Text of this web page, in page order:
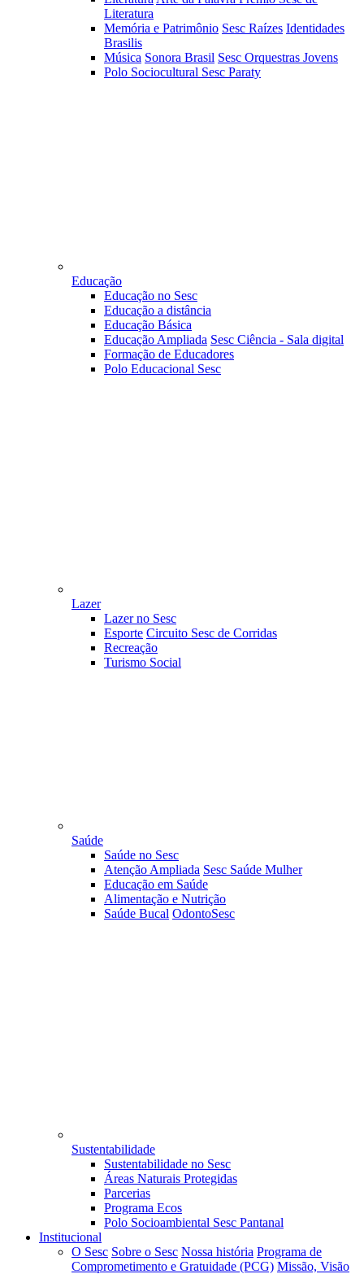
Literatura
Memória e Patrimônio Sesc Raízes Identidades
Brasilis
Música Sonora Brasil Sesc Orquestras Jovens
Polo Sociocultural Sesc Paraty
Educação
Educação no Sesc
Educação a distância
Educação Básica
Educação Ampliada Sesc Ciência - Sala digital
Formação de Educadores
Polo Educacional Sesc
Lazer
Lazer no Sesc
Esporte Circuito Sesc de Corridas
Recreação
Turismo Social
Saúde
Saúde no Sesc
Atenção Ampliada Sesc Saúde Mulher
Educação em Saúde
Alimentação e Nutrição
Saúde Bucal OdontoSesc
Sustentabilidade
Sustentabilidade no Sesc
Áreas Naturais Protegidas
Parcerias
Programa Ecos
Polo Socioambiental Sesc Pantanal
Institucional
O Sesc Sobre o Sesc Nossa história Programa de
Comprometimento e Gratuidade (PCG) Missão, Visão